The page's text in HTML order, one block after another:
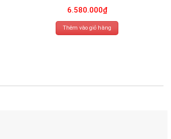
6.580.000₫
Thêm vào giỏ hàng